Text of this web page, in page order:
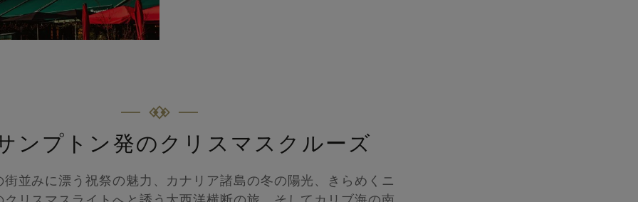
ンプトン発のクリスマスクルーズ
街並みに漂う祝祭の魅力、カナリア諸島の冬の陽光、きらめくニ